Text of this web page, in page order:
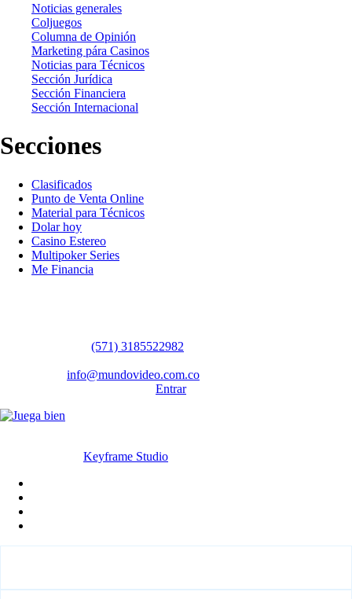
Noticias generales
Coljuegos
Columna de Opinión
Marketing pára Casinos
Noticias para Técnicos
Sección Jurídica
Sección Financiera
Sección Internacional
Secciones
Clasificados
Punto de Venta Online
Material para Técnicos
Dolar hoy
Casino Estereo
Multipoker Series
Me Financia
(57​​1) 3185522982
info@mundovideo.com.co
Entrar
Keyframe Studio